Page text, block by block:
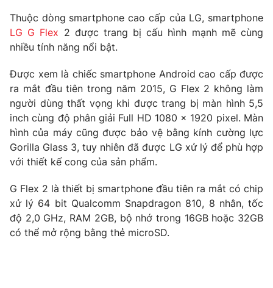
Câu chuyện quốc tế
Tài chính
Thị trường
Góc doanh nghiệp
Dữ liệu và đời sống
Phim VTV
Hậu trường
Nhân vật
Khán giả
Giải sao mai
Giải trí
Điện ảnh
Âm nhạc
Đời sống
Du lịch
Làm đẹp
Chất lượng cuộc sống
Giáo dục
Tuyển sinh
Học trực tuyến
Công nghệ
Hitech Công nghệ tương lai
Giao lưu trực tuyến
Thuộc dòng smartphone cao cấp của LG, smartphone
LG G Flex 2 được trang bị cấu hình mạnh mẽ cùng
nhiều tính năng nổi bật.
Được xem là chiếc smartphone Android cao cấp được
ra mắt đầu tiên trong năm 2015, G Flex 2 không làm
người dùng thất vọng khi được trang bị màn hình 5,5
inch cùng độ phân giải Full HD 1080 x 1920 pixel. Màn
hình của máy cũng được bảo vệ bằng kính cường lực
Gorilla Glass 3, tuy nhiên đã được LG xử lý để phù hợp
với thiết kế cong của sản phẩm.
G Flex 2 là thiết bị smartphone đầu tiên ra mắt có chip
xử lý 64 bit Qualcomm Snapdragon 810, 8 nhân, tốc
độ 2,0 GHz, RAM 2GB, bộ nhớ trong 16GB hoặc 32GB
có thể mở rộng bằng thẻ microSD.